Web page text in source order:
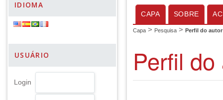
IDIOMA
USUÁRIO
Login
CAPA SOBRE
Capa > Pesquisa > Perfil do autor
Perfil